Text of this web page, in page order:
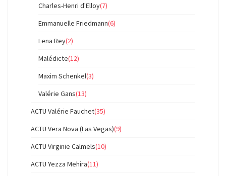
Charles-Henri d'Elloy(7)
Emmanuelle Friedmann(6)
Lena Rey(2)
Malédicte(12)
Maxim Schenkel(3)
Valérie Gans(13)
ACTU Valérie Fauchet(35)
ACTU Vera Nova (Las Vegas)(9)
ACTU Virginie Calmels(10)
ACTU Yezza Mehira(11)